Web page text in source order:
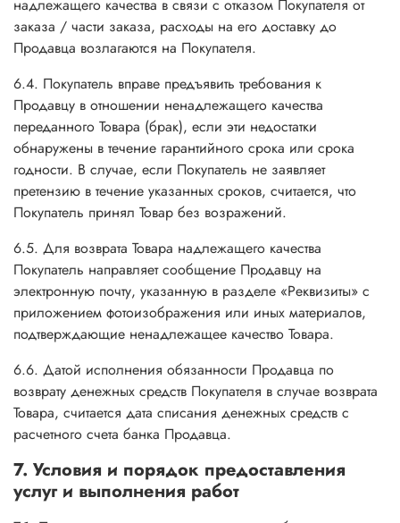
надлежащего качества в связи с отказом Покупателя от
заказа / части заказа, расходы на его доставку до
Продавца возлагаются на Покупателя.
6.4. Покупатель вправе предъявить требования к
Продавцу в отношении ненадлежащего качества
переданного Товара (брак), если эти недостатки
обнаружены в течение гарантийного срока или срока
годности. В случае, если Покупатель не заявляет
претензию в течение указанных сроков, считается, что
Покупатель принял Товар без возражений.
6.5. Для возврата Товара надлежащего качества
Покупатель направляет сообщение Продавцу на
электронную почту, указанную в разделе «Реквизиты» с
приложением фотоизображения или иных материалов,
подтверждающие ненадлежащее качество Товара.
6.6. Датой исполнения обязанности Продавца по
возврату денежных средств Покупателя в случае возврата
Товара, считается дата списания денежных средств с
расчетного счета банка Продавца.
7. Условия и порядок предоставления
услуг и выполнения работ